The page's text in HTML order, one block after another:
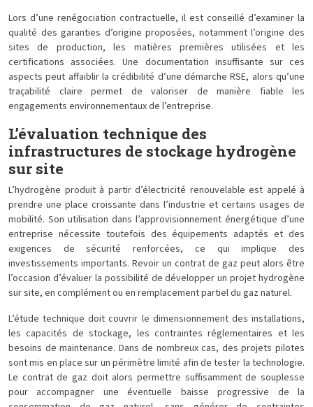
Lors d’une renégociation contractuelle, il est conseillé d’examiner la
qualité des garanties d’origine proposées, notamment l’origine des
sites de production, les matières premières utilisées et les
certifications associées. Une documentation insuffisante sur ces
aspects peut affaiblir la crédibilité d’une démarche RSE, alors qu’une
traçabilité claire permet de valoriser de manière fiable les
engagements environnementaux de l’entreprise.
L’évaluation technique des
infrastructures de stockage hydrogène
sur site
L’hydrogène produit à partir d’électricité renouvelable est appelé à
prendre une place croissante dans l’industrie et certains usages de
mobilité. Son utilisation dans l’approvisionnement énergétique d’une
entreprise nécessite toutefois des équipements adaptés et des
exigences de sécurité renforcées, ce qui implique des
investissements importants. Revoir un contrat de gaz peut alors être
l’occasion d’évaluer la possibilité de développer un projet hydrogène
sur site, en complément ou en remplacement partiel du gaz naturel.
L’étude technique doit couvrir le dimensionnement des installations,
les capacités de stockage, les contraintes réglementaires et les
besoins de maintenance. Dans de nombreux cas, des projets pilotes
sont mis en place sur un périmètre limité afin de tester la technologie.
Le contrat de gaz doit alors permettre suffisamment de souplesse
pour accompagner une éventuelle baisse progressive de la